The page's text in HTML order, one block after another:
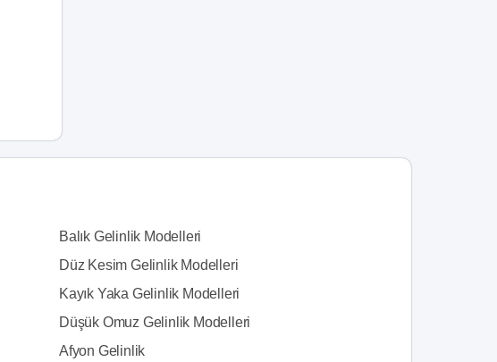
Balık Gelinlik Modelleri
Düz Kesim Gelinlik Modelleri
Kayık Yaka Gelinlik Modelleri
Düşük Omuz Gelinlik Modelleri
Afyon Gelinlik